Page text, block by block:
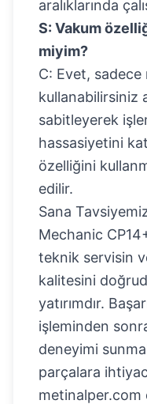
aralıklarında
S: Vakum
miyim?
C: Evet, sadece
kullanabilirsiniz
sabitleyerek
hassasiyetini
özelliğini
edilir.
Sana
Mechanic
teknik servisin
kalitesini
yatırımdır.
işleminden
deneyimi
parçalara
metinalper.com